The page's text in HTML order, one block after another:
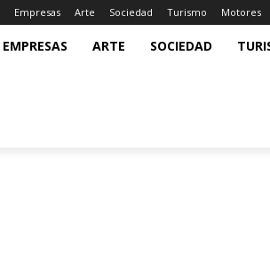
Empresas Arte Sociedad Turismo Motores
EMPRESAS ARTE SOCIEDAD